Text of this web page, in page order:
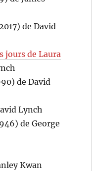
de David
jours de Laura
de David
Lynch
de George
Kwan